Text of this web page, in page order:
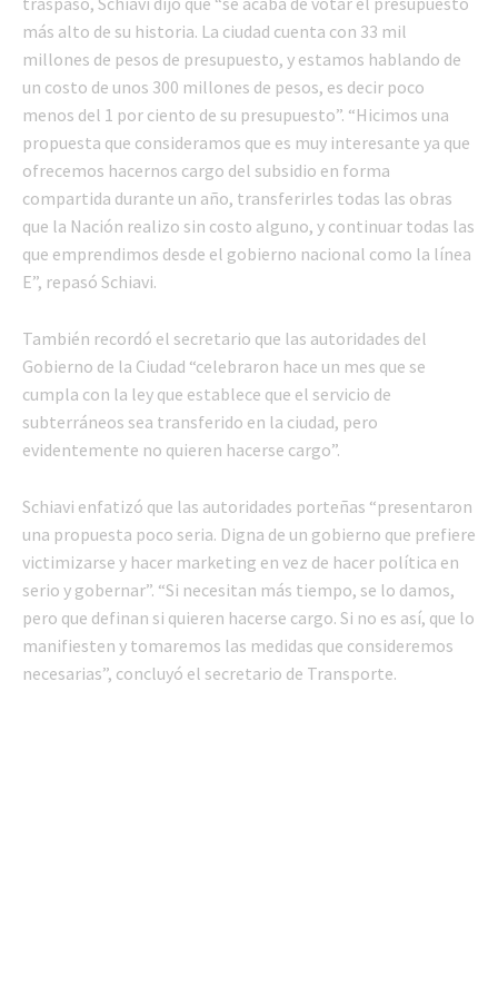
más alto de su historia. La ciudad cuenta con 33 mil
millones de pesos de presupuesto, y estamos hablando de
un costo de unos 300 millones de pesos, es decir poco
menos del 1 por ciento de su presupuesto”. “Hicimos una
propuesta que consideramos que es muy interesante ya que
ofrecemos hacernos cargo del subsidio en forma
compartida durante un año, transferirles todas las obras
que la Nación realizo sin costo alguno, y continuar todas las
que emprendimos desde el gobierno nacional como la línea
E”, repasó Schiavi.
También recordó el secretario que las autoridades del
Gobierno de la Ciudad “celebraron hace un mes que se
cumpla con la ley que establece que el servicio de
subterráneos sea transferido en la ciudad, pero
evidentemente no quieren hacerse cargo”.
Schiavi enfatizó que las autoridades porteñas “presentaron
una propuesta poco seria. Digna de un gobierno que prefiere
victimizarse y hacer marketing en vez de hacer política en
serio y gobernar”. “Si necesitan más tiempo, se lo damos,
pero que definan si quieren hacerse cargo. Si no es así, que lo
manifiesten y tomaremos las medidas que consideremos
necesarias”, concluyó el secretario de Transporte.